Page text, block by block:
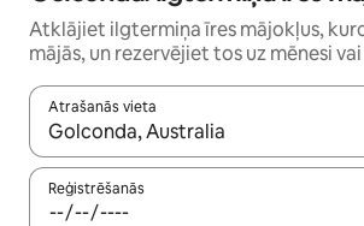
Atklājiet ilgtermiņa īres mājokļus,
mājās, un rezervējiet tos uz mēnesi
Atrašanās vieta
Kad rezultāti kļūs pieejami, izmantojiet
Reģistrēšanās